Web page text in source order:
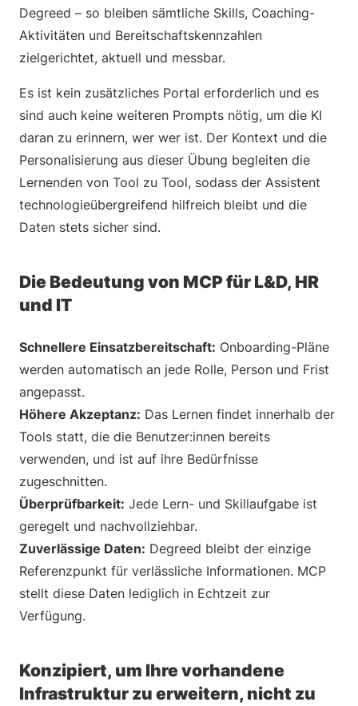
Degreed – so bleiben sämtliche Skills, Coaching-
Aktivitäten und Bereitschaftskennzahlen
zielgerichtet, aktuell und messbar.
Es ist kein zusätzliches Portal erforderlich und es
sind auch keine weiteren Prompts nötig, um die KI
daran zu erinnern, wer wer ist. Der Kontext und die
Personalisierung aus dieser Übung begleiten die
Lernenden von Tool zu Tool, sodass der Assistent
technologieübergreifend hilfreich bleibt und die
Daten stets sicher sind.
Die Bedeutung von MCP für L&D, HR
und IT
Schnellere Einsatzbereitschaft: Onboarding-Pläne
werden automatisch an jede Rolle, Person und Frist
angepasst.
Höhere Akzeptanz: Das Lernen findet innerhalb der
Tools statt, die die Benutzer:innen bereits
verwenden, und ist auf ihre Bedürfnisse
zugeschnitten.
Überprüfbarkeit: Jede Lern- und Skillaufgabe ist
geregelt und nachvollziehbar.
Zuverlässige Daten: Degreed bleibt der einzige
Referenzpunkt für verlässliche Informationen. MCP
stellt diese Daten lediglich in Echtzeit zur
Verfügung.
Konzipiert, um Ihre vorhandene
Infrastruktur zu erweitern, nicht zu